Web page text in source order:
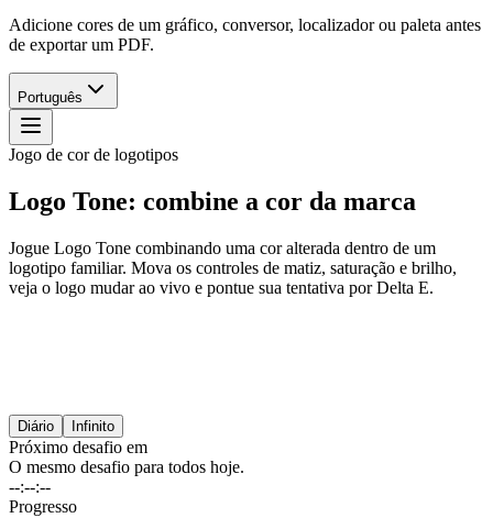
Adicione cores de um gráfico, conversor, localizador ou paleta antes
de exportar um PDF.
Português
Jogo de cor de logotipos
Logo Tone: combine a cor da marca
Jogue Logo Tone combinando uma cor alterada dentro de um
logotipo familiar. Mova os controles de matiz, saturação e brilho,
veja o logo mudar ao vivo e pontue sua tentativa por Delta E.
Diário Infinito
Próximo desafio em
O mesmo desafio para todos hoje.
--:--:--
Progresso